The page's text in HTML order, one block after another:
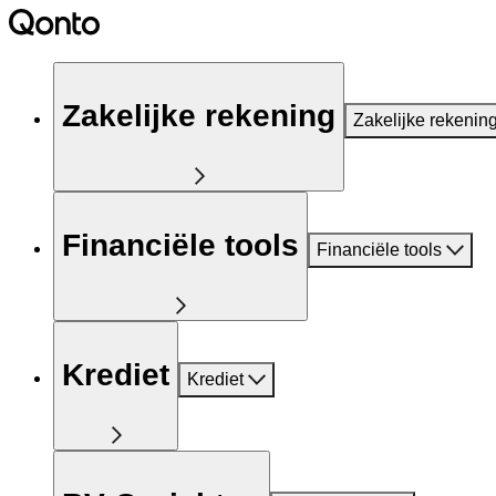
Zakelijke rekening Zakelijke
Financiële tools Financiële tools
Krediet Krediet